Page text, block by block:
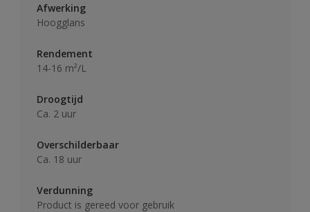
Afwerking
Hoogglans
Rendement
14-16 m²/L
Droogtijd
Ca. 2 uur
Overschilderbaar
Ca. 18 uur
Verdunning
Product is gereed voor gebruik